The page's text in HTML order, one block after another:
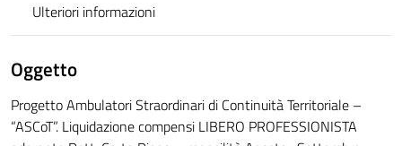
Ulteriori informazioni
Oggetto
Progetto Ambulatori Straordinari di Continuità Territoriale –
“ASCoT”. Liquidazione compensi LIBERO PROFESSIONISTA